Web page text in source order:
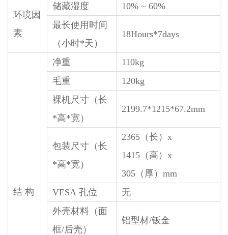
环境因
素
储藏湿度
10% ~ 60%
最长使用时间
（小时*天）
18Hours*7days
结 构
净重
110kg
毛重
120kg
裸机尺寸（长
*高*宽）
2199.7*1215*67.2mm
包装尺寸（长
*高*宽）
2365（长）x
1415（高）x
305（厚）mm
VESA 孔位
无
外壳材料（面
框/后壳）
铝型材/钣金